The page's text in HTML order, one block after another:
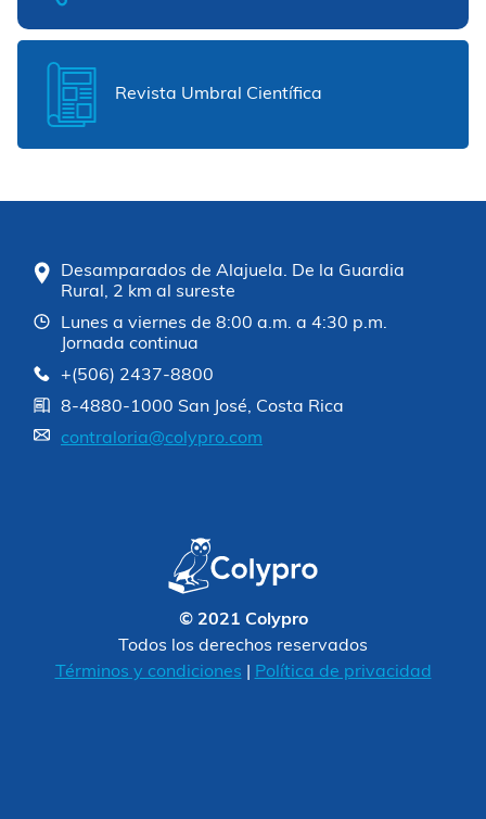
Revista Umbral Científica
Desamparados de Alajuela. De la Guardia
Rural, 2 km al sureste
Lunes a viernes de 8:00 a.m. a 4:30 p.m.
Jornada continua
+(506) 2437-8800
8-4880-1000 San José, Costa Rica
contraloria@colypro.com
© 2021 Colypro
Todos los derechos reservados
Términos y condiciones
Política de privacidad